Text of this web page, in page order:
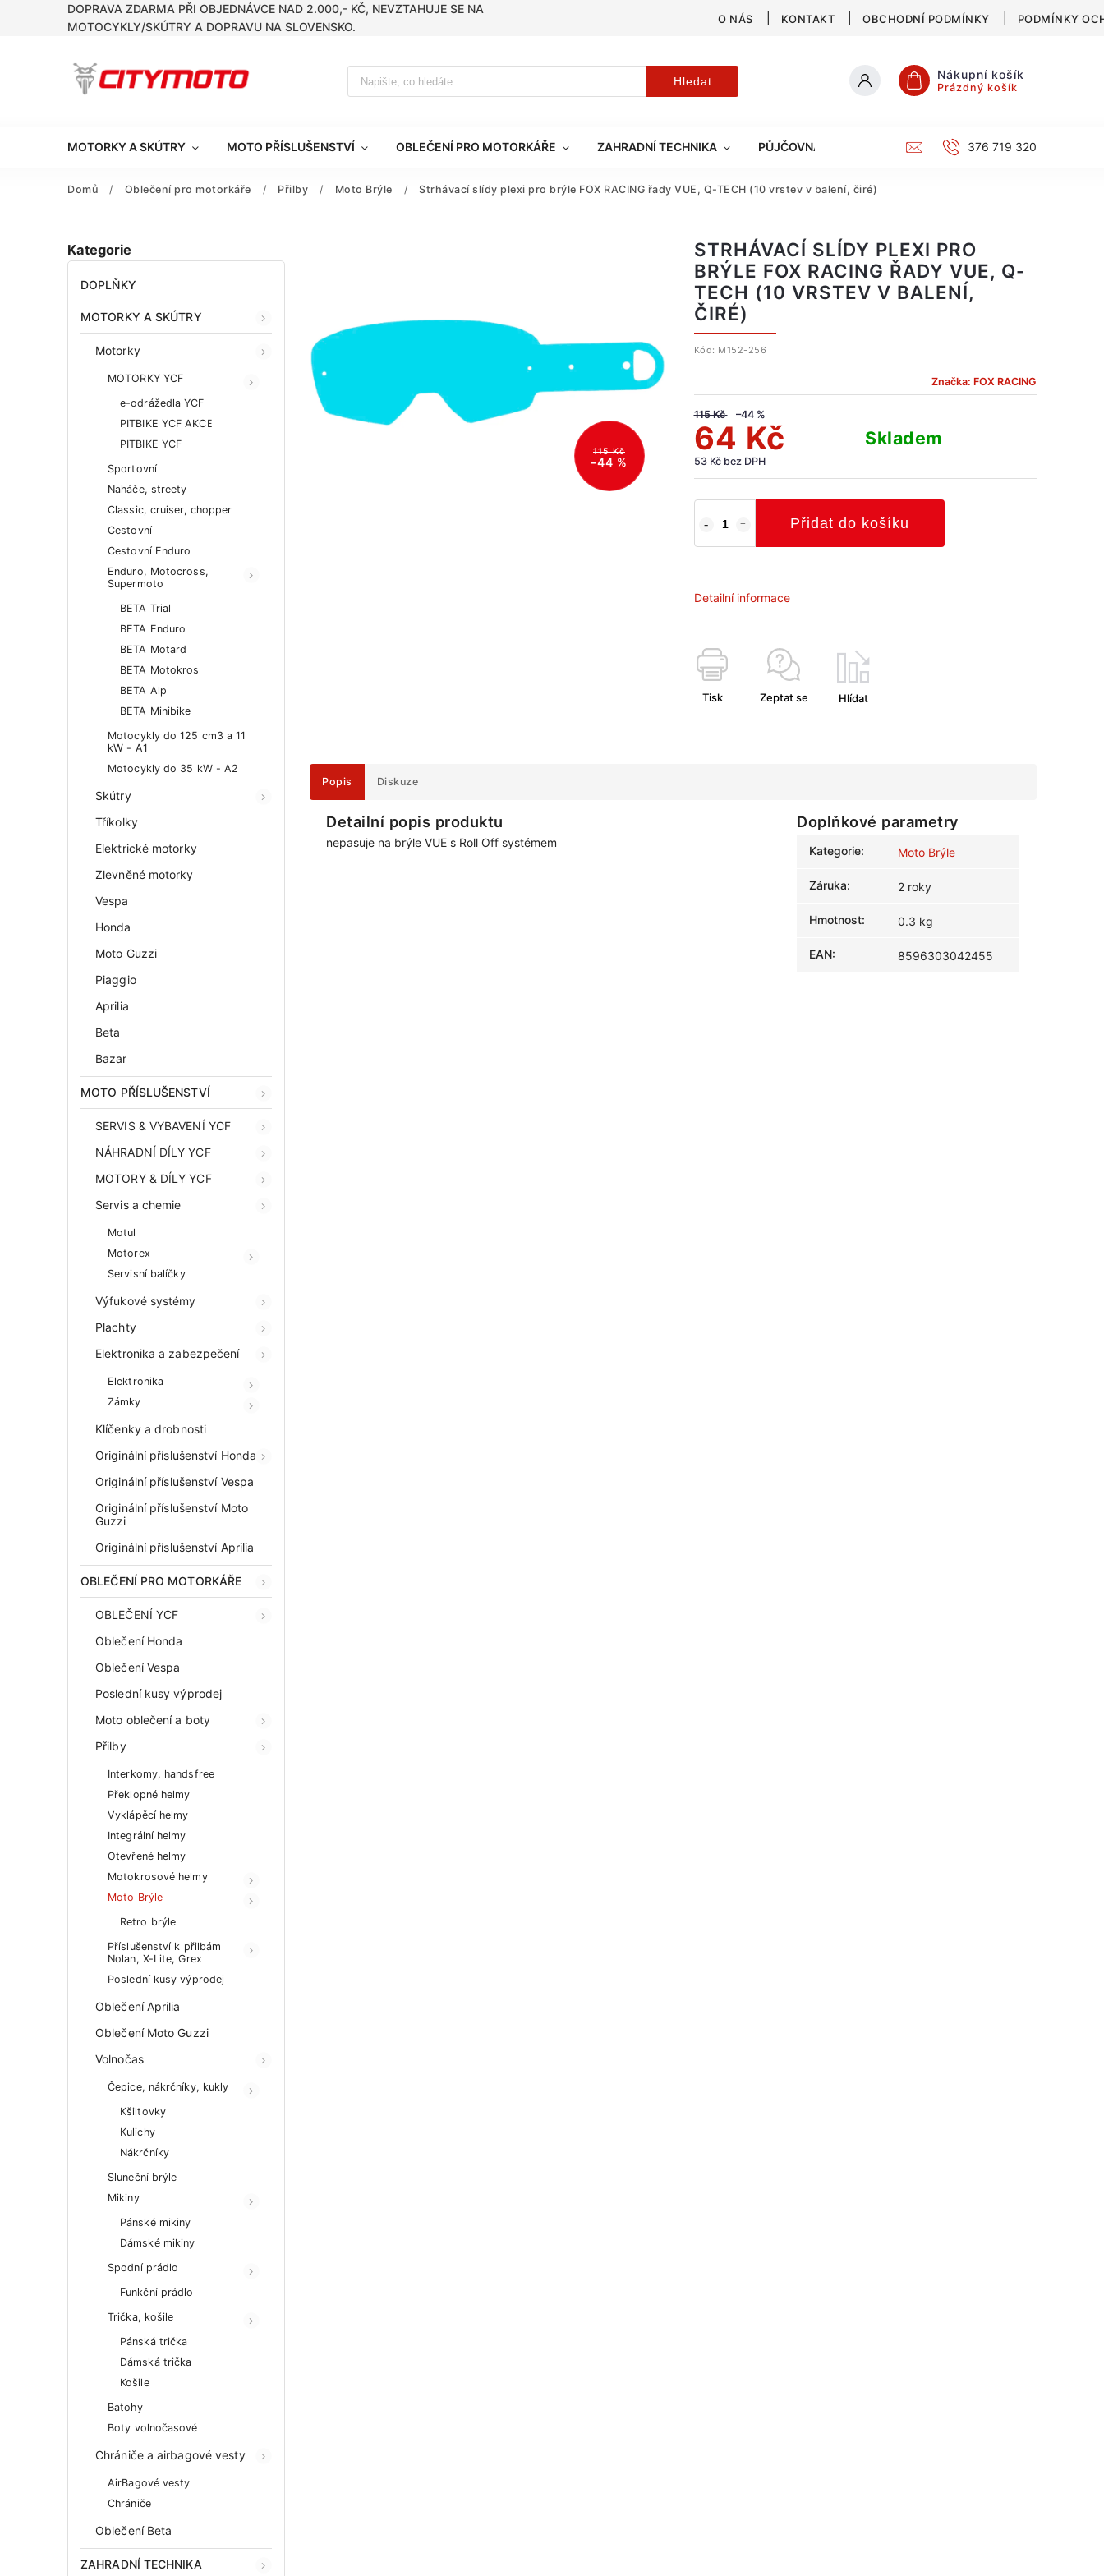
DOPRAVA ZDARMA PŘI OBJEDNÁVCE NAD 2.000,- KČ, NEVZTAHUJE SE NA
MOTOCYKLY/SKÚTRY A DOPRAVU NA SLOVENSKO.
O NÁS KONTAKT OBCHODNÍ PODMÍNKY PODMÍNKY
Hledat Nákupní košík
Prázdný košík
MOTORKY A SKÚTRY MOTO PŘÍSLUŠENSTVÍ OBLEČENÍ PRO MOTORKÁŘE ZAHRADNÍ TECHNIKA PŮJČOVNA KATALOG376 719 320
Domů / Oblečení pro motorkáře / Přilby / Moto Brýle / Strhávací slídy plexi pro brýle FOX RACING řady VUE, Q-TECH (10 vrstev v balení, čiré)
Kategorie
DOPLŇKY
MOTORKY A SKÚTRY
Motorky
MOTORKY YCF
e-odrážedla YCF
PITBIKE YCF AKCE
PITBIKE YCF
Sportovní
Naháče, streety
Classic, cruiser, chopper
Cestovní
Cestovní Enduro
Enduro, Motocross,
Supermoto
BETA Trial
BETA Enduro
BETA Motard
BETA Motokros
BETA Alp
BETA Minibike
Motocykly do 125 cm3 a 11
kW - A1
Motocykly do 35 kW - A2
Skútry
Tříkolky
Elektrické motorky
Zlevněné motorky
Vespa
Honda
Moto Guzzi
Piaggio
Aprilia
Beta
Bazar
MOTO PŘÍSLUŠENSTVÍ
SERVIS & VYBAVENÍ YCF
NÁHRADNÍ DÍLY YCF
MOTORY & DÍLY YCF
Servis a chemie
Motul
Motorex
Servisní balíčky
Výfukové systémy
Plachty
Elektronika a zabezpečení
Elektronika
Zámky
Klíčenky a drobnosti
Originální příslušenství Honda
Originální příslušenství Vespa
Originální příslušenství Moto
Guzzi
Originální příslušenství Aprilia
OBLEČENÍ PRO MOTORKÁŘE
OBLEČENÍ YCF
Oblečení Honda
Oblečení Vespa
Poslední kusy výprodej
Moto oblečení a boty
Přilby
Interkomy, handsfree
Překlopné helmy
Vyklápěcí helmy
Integrální helmy
Otevřené helmy
Motokrosové helmy
Moto Brýle
Retro brýle
Příslušenství k přilbám
Nolan, X-Lite, Grex
Poslední kusy výprodej
Oblečení Aprilia
Oblečení Moto Guzzi
Volnočas
Čepice, nákrčníky, kukly
Kšiltovky
Kulichy
Nákrčníky
Sluneční brýle
Mikiny
Pánské mikiny
Dámské mikiny
Spodní prádlo
Funkční prádlo
Trička, košile
Pánská trička
Dámská trička
Košile
Batohy
Boty volnočasové
Chrániče a airbagové vesty
AirBagové vesty
Chrániče
Oblečení Beta
ZAHRADNÍ TECHNIKA
115 Kč
–44 %
STRHÁVACÍ SLÍDY PLEXI PRO
BRÝLE FOX RACING ŘADY VUE, Q-
TECH (10 VRSTEV V BALENÍ,
ČIRÉ)
Kód: M152-256
Značka: FOX RACING
115 Kč –44 %
64 Kč
53 Kč bez DPH
Skladem
Přidat do košíku
Detailní informace
Tisk Zeptat se Hlídat
Popis Diskuze
Detailní popis produktu
nepasuje na brýle VUE s Roll Off systémem
Doplňkové parametry
Kategorie: Moto Brýle
Záruka: 2 roky
Hmotnost: 0.3 kg
EAN: 8596303042455